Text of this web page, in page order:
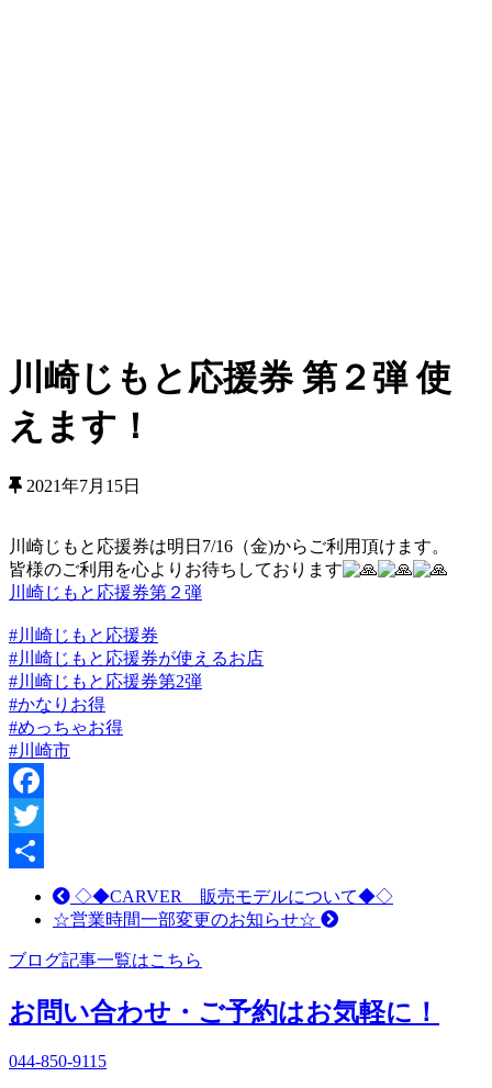
川崎じもと応援券 第２弾 使
えます！
2021年7月15日
川崎じもと応援券は明日7/16（金)からご利用頂けます。
皆様のご利用を心よりお待ちしております
川崎じもと応援券第２弾
#川崎じもと応援券
#川崎じもと応援券が使えるお店
#川崎じもと応援券第2弾
#かなりお得
#めっちゃお得
#川崎市
Facebook
Twitter
◇◆CARVER 販売モデルについて◆◇
☆営業時間一部変更のお知らせ☆
ブログ記事一覧はこちら
お問い合わせ・ご予約はお気軽に！
044-850-9115